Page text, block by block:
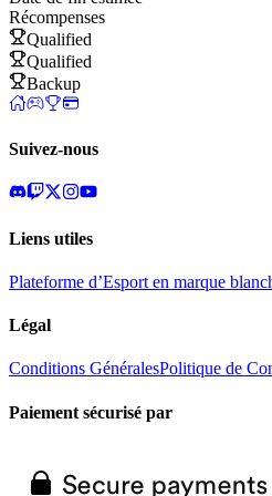
Récompenses
Qualified
Qualified
Backup
Suivez-nous
Liens utiles
Plateforme d’Esport en marque
Légal
Conditions GénéralesPolitique de
Paiement sécurisé par